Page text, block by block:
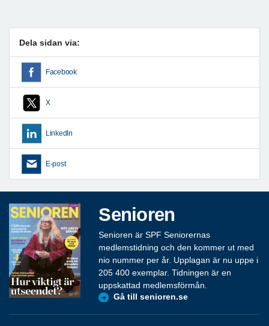
Dela sidan via:
Facebook
X
LinkedIn
E-post
Senioren
Senioren är SPF Seniorernas
medlemstidning och den kommer ut med
nio nummer per år. Upplagan är nu uppe i
205 400 exemplar. Tidningen är en
uppskattad medlemsförmån.
Gå till senioren.se